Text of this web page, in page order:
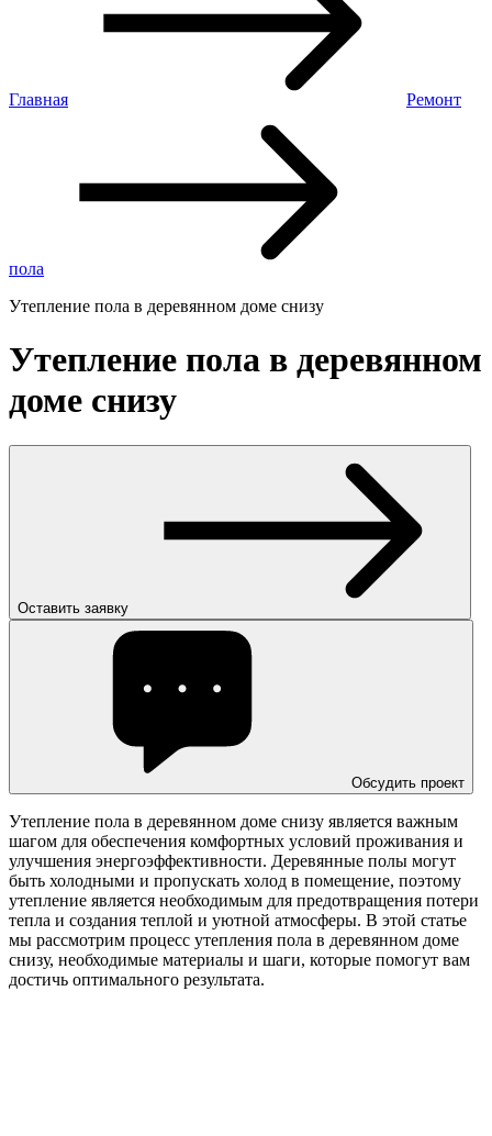
Главная Ремонт
пола
Утепление пола в деревянном доме снизу
Утепление пола в деревянном
доме снизу
Оставить заявку
Обсудить проект
Утепление пола в деревянном доме снизу является важным
шагом для обеспечения комфортных условий проживания и
улучшения энергоэффективности. Деревянные полы могут
быть холодными и пропускать холод в помещение, поэтому
утепление является необходимым для предотвращения потери
тепла и создания теплой и уютной атмосферы. В этой статье
мы рассмотрим процесс утепления пола в деревянном доме
снизу, необходимые материалы и шаги, которые помогут вам
достичь оптимального результата.